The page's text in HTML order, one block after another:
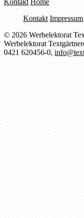
Kontakt Home
Kontakt Impressum
© 2026 Werbelektorat
Werbelektorat
0421 620456-0,